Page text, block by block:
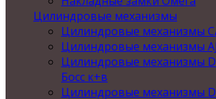
Цилиндровые механизмы
Цилиндровые механизмы
Цилиндровые механизмы
Цилиндровые механизмы
Босс к+в
Цилиндровые механизмы